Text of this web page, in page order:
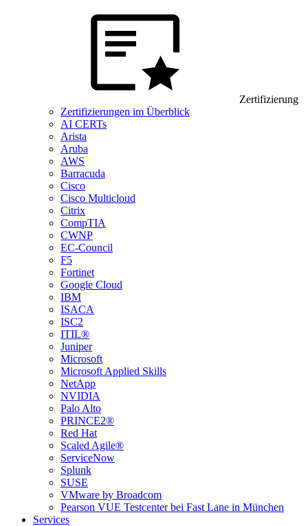
Zertifizierung
Zertifizierungen im Überblick
AI CERTs
Arista
Aruba
AWS
Barracuda
Cisco
Cisco Multicloud
Citrix
CompTIA
CWNP
EC-Council
F5
Fortinet
Google Cloud
IBM
ISACA
ISC2
ITIL®
Juniper
Microsoft
Microsoft Applied Skills
NetApp
NVIDIA
Palo Alto
PRINCE2®
Red Hat
Scaled Agile®
ServiceNow
Splunk
SUSE
VMware by Broadcom
Pearson VUE Testcenter bei Fast Lane in München
Services